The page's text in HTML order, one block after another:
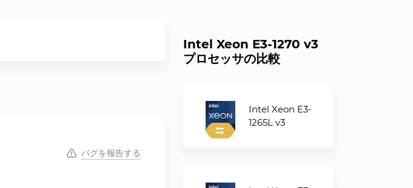
バグを報告する
Intel Xeon E3-1270 v3
プロセッサの比較
Intel Xeon E3-
1265L v3